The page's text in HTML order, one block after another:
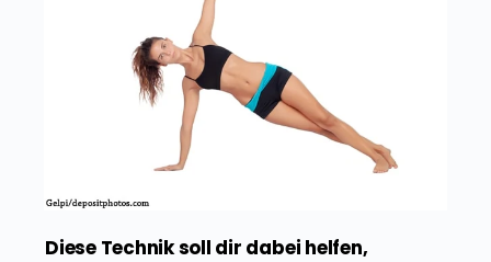
Diese Technik soll dir dabei helfen,